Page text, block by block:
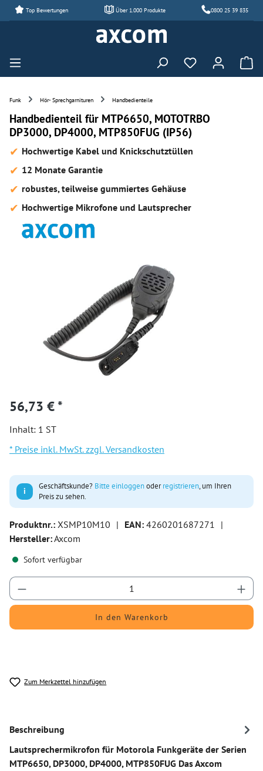
Zum Hauptinhalt springen
Top Bewertungen Über 1.000 Produkte 0800 25 39 835
Du hast 0
Funk Hör- Sprechgarnituren Handbedienteile
Handbedienteil für MTP6650, MOTOTRBO
DP3000, DP4000, MTP850FUG (IP56)
Hochwertige Kabel und Knickschutztüllen
12 Monate Garantie
robustes, teilweise gummiertes Gehäuse
Hochwertige Mikrofone und Lautsprecher
56,73 € *
Inhalt: 1 ST
* Preise inkl. MwSt. zzgl. Versandkosten
i Geschäftskunde? Bitte einloggenoderregistrieren, um Ihren
Preis zu sehen.
Produktnr.: XSMP10M10 | EAN: 4260201687271
|
Hersteller:Axcom
Sofort verfügbar
Produkt Anzahl: Gib den gewünschten Wert
In den Warenkorb
Zum Merkzettel hinzufügen
Beschreibung
Lautsprechermikrofon für Motorola Funkgeräte der Serien
MTP6650, DP3000, DP4000, MTP850FUG Das Axcom